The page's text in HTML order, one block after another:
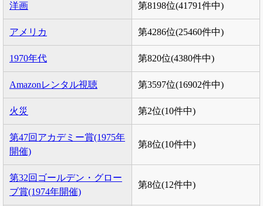
洋画 第8198位(41791件中)
アメリカ 第4286位(25460件中)
1970年代 第820位(4380件中)
Amazonレンタル視聴 第3597位(16902件中)
火災 第2位(10件中)
第47回アカデミー賞(1975年
開催)
第8位(10件中)
第32回ゴールデン・グロー
ブ賞(1974年開催)
第8位(12件中)